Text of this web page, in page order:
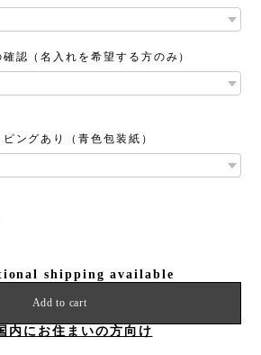
認（名入れを希望する方のみ）
ングあり（青色包装紙）
shipping available
Add to cart
内にお住まいの方向け